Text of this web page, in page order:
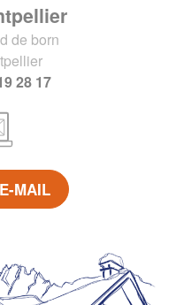
de born
28 17
MAIL